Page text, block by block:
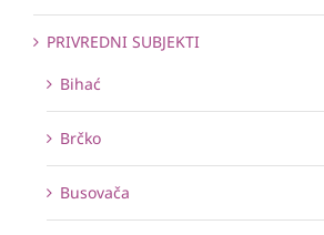
PRIVREDNI SUBJEKTI
Bihać
Brčko
Busovača